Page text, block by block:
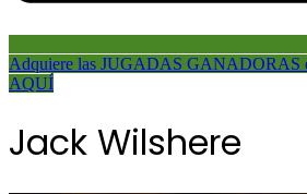
Adquiere las JUGADAS GANADORAS
AQUÍ
Jack Wilshere